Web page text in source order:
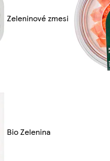
Zeleninové zmesi
Bio Zelenina